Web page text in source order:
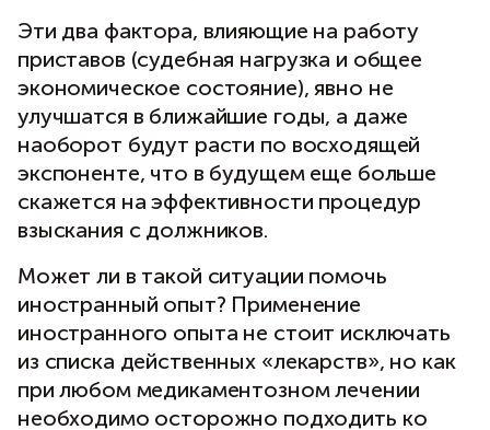
Эти два фактора, влияющие на работу
приставов (судебная нагрузка и общее
экономическое состояние), явно не
улучшатся в ближайшие годы, а даже
наоборот будут расти по восходящей
экспоненте, что в будущем еще больше
скажется на эффективности процедур
взыскания с должников.
Может ли в такой ситуации помочь
иностранный опыт? Применение
иностранного опыта не стоит исключать
из списка действенных «лекарств», но как
при любом медикаментозном лечении
необходимо осторожно подходить ко